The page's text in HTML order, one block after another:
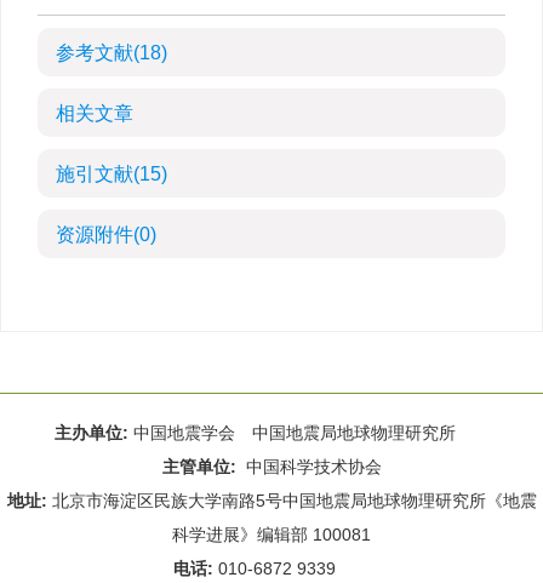
参考文献(18)
相关文章
施引文献(15)
资源附件(0)
主办单位: 中国地震学会 中国地震局地球物理研究所
主管单位: 中国科学技术协会
地址: 北京市海淀区民族大学南路5号中国地震局地球物理研究所《地震
科学进展》编辑部 100081
电话: 010-6872 9339